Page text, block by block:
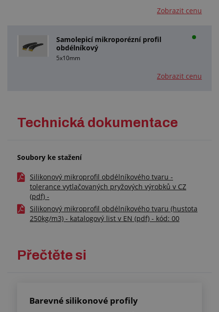
Zobrazit cenu
Samolepicí mikroporézní profil
obdélníkový
5x10mm
Zobrazit cenu
Technická dokumentace
Soubory ke stažení
Silikonový mikroprofil obdélníkového tvaru -
tolerance vytlačovaných pryžových výrobků v CZ
(pdf) -
Silikonový mikroprofil obdélníkového tvaru (hustota
250kg/m3) - katalogový list v EN (pdf) - kód: 00
Přečtěte si
Barevné silikonové profily